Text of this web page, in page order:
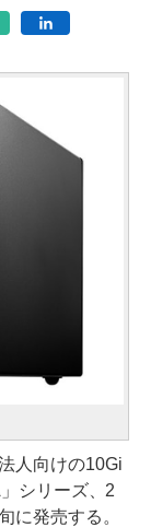
人向けの10Gi
シリーズ、2
に発売する。